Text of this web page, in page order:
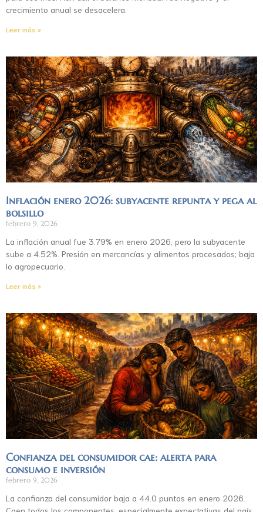
crecimiento anual se desacelera.
Leer más »
Inflación enero 2026: subyacente repunta y pega al
bolsillo
febrero 9, 2026
La inflación anual fue 3.79% en enero 2026, pero la subyacente
sube a 4.52%. Presión en mercancías y alimentos procesados; baja
lo agropecuario.
Leer más »
Confianza del consumidor cae: alerta para
consumo e inversión
febrero 9, 2026
La confianza del consumidor baja a 44.0 puntos en enero 2026.